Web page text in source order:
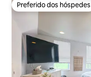
Preferido dos hóspedes
Preferido dos hóspedes